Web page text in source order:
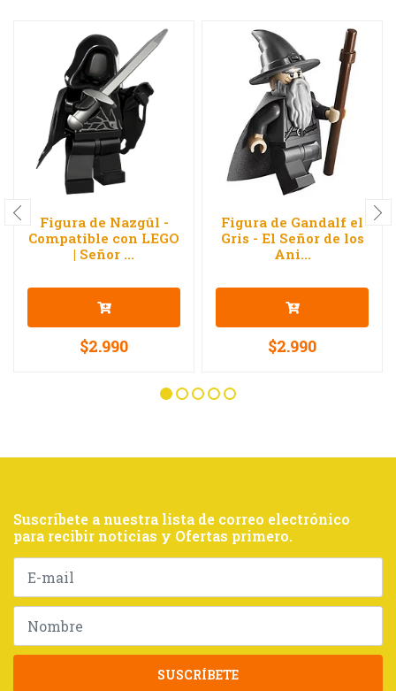
Figura de Nazgûl -
Compatible con LEGO
| Señor ...
$2.990
Figura de Gandalf el
Gris - El Señor de los
Ani...
$2.990
Suscríbete a nuestra lista de correo electrónico
para recibir noticias y Ofertas primero.
SUSCRÍBETE